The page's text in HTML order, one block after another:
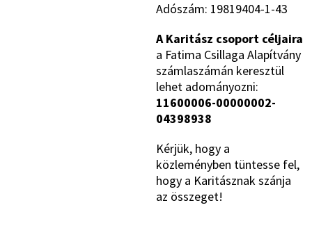
Adószám: 19819404-1-43
A Karitász csoport céljaira
a Fatima Csillaga Alapítvány
számlaszámán keresztül
lehet adományozni:
11600006-00000002-
04398938
Kérjük, hogy a
közleményben tüntesse fel,
hogy a Karitásznak szánja
az összeget!